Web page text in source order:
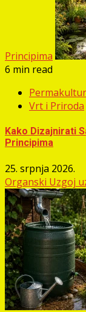
Principima
6 min read
Vrt i Priroda
Kako Dizajnirati
Principima
25. srpnja 2026.
Organski Uzgoj